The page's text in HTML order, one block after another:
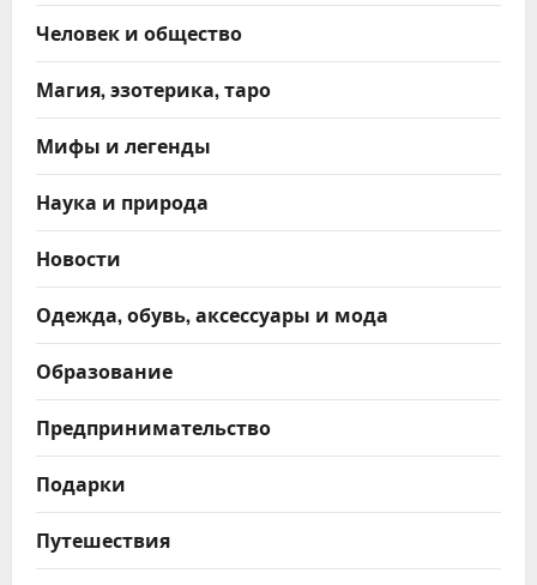
Человек и общество
Магия, эзотерика, таро
Мифы и легенды
Наука и природа
Новости
Одежда, обувь, аксессуары и мода
Образование
Предпринимательство
Подарки
Путешествия